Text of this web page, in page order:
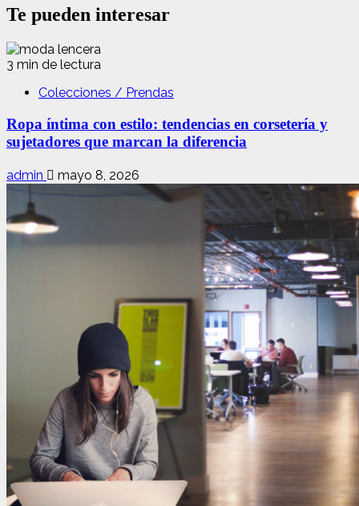
Te pueden interesar
3 min de lectura
Colecciones / Prendas
Ropa íntima con estilo: tendencias en corsetería y
sujetadores que marcan la diferencia
admin mayo 8, 2026